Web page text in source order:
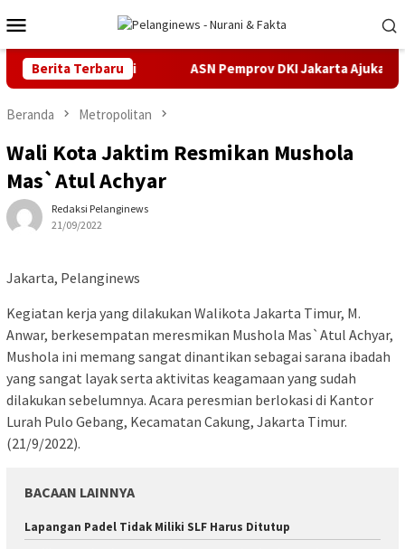
ke
kontenMobile
Berita Terbaru
Pidana Cukai ASN Pemprov DKI Jakarta Ajukan
Beranda Metropolitan
Wali Kota Jaktim Resmikan Mushola
Mas`Atul Achyar
Redaksi Pelanginews
21/09/2022
Jakarta, Pelanginews
Kegiatan kerja yang dilakukan Walikota Jakarta Timur, M.
Anwar, berkesempatan meresmikan Mushola Mas`Atul Achyar,
Mushola ini memang sangat dinantikan sebagai sarana ibadah
yang sangat layak serta aktivitas keagamaan yang sudah
dilakukan sebelumnya. Acara peresmian berlokasi di Kantor
Lurah Pulo Gebang, Kecamatan Cakung, Jakarta Timur.
(21/9/2022).
BACAAN LAINNYA
Lapangan Padel Tidak Miliki SLF Harus Ditutup